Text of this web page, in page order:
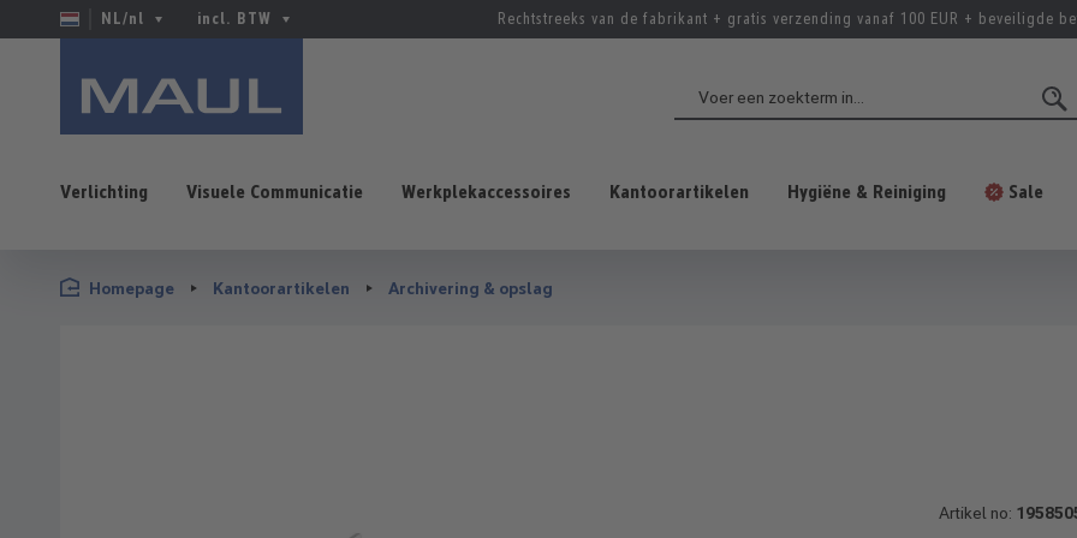
de hoofdinhoud
Ga naar de zoekopdracht
Ga naar de hoofdnavigatie
NL/nl incl. BTW Rechtstreeks van de fabrikant + gratis verzending vanaf 100 EUR + beveiligde
Verlichting Visuele Communicatie Werkplekaccessoires Kantoorartikelen Hygiëne & Reiniging Sale
Homepage Kantoorartikelen Archivering & opslag
Artikel no: